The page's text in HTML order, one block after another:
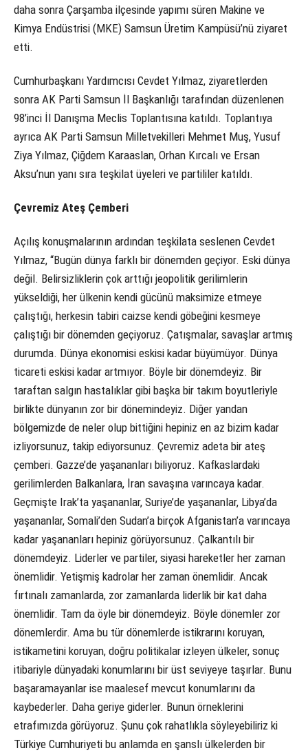
daha sonra Çarşamba ilçesinde yapımı süren Makine ve
Kimya Endüstrisi (MKE) Samsun Üretim Kampüsü’nü ziyaret
etti.
Cumhurbaşkanı Yardımcısı Cevdet Yılmaz, ziyaretlerden
sonra AK Parti Samsun İl Başkanlığı tarafından düzenlenen
98’inci İl Danışma Meclis Toplantısına katıldı. Toplantıya
ayrıca AK Parti Samsun Milletvekilleri Mehmet Muş, Yusuf
Ziya Yılmaz, Çiğdem Karaaslan, Orhan Kırcalı ve Ersan
Aksu’nun yanı sıra teşkilat üyeleri ve partililer katıldı.
Çevremiz Ateş Çemberi
Açılış konuşmalarının ardından teşkilata seslenen Cevdet
Yılmaz, “Bugün dünya farklı bir dönemden geçiyor. Eski dünya
değil. Belirsizliklerin çok arttığı jeopolitik gerilimlerin
yükseldiği, her ülkenin kendi gücünü maksimize etmeye
çalıştığı, herkesin tabiri caizse kendi göbeğini kesmeye
çalıştığı bir dönemden geçiyoruz. Çatışmalar, savaşlar artmış
durumda. Dünya ekonomisi eskisi kadar büyümüyor. Dünya
ticareti eskisi kadar artmıyor. Böyle bir dönemdeyiz. Bir
taraftan salgın hastalıklar gibi başka bir takım boyutleriyle
birlikte dünyanın zor bir dönemindeyiz. Diğer yandan
bölgemizde de neler olup bittiğini hepiniz en az bizim kadar
izliyorsunuz, takip ediyorsunuz. Çevremiz adeta bir ateş
çemberi. Gazze’de yaşananları biliyoruz. Kafkaslardaki
gerilimlerden Balkanlara, İran savaşına varıncaya kadar.
Geçmişte Irak’ta yaşananlar, Suriye’de yaşananlar, Libya’da
yaşananlar, Somali’den Sudan’a birçok Afganistan’a varıncaya
kadar yaşananları hepiniz görüyorsunuz. Çalkantılı bir
dönemdeyiz. Liderler ve partiler, siyasi hareketler her zaman
önemlidir. Yetişmiş kadrolar her zaman önemlidir. Ancak
fırtınalı zamanlarda, zor zamanlarda liderlik bir kat daha
önemlidir. Tam da öyle bir dönemdeyiz. Böyle dönemler zor
dönemlerdir. Ama bu tür dönemlerde istikrarını koruyan,
istikametini koruyan, doğru politikalar izleyen ülkeler, sonuç
itibariyle dünyadaki konumlarını bir üst seviyeye taşırlar. Bunu
başaramayanlar ise maalesef mevcut konumlarını da
kaybederler. Daha geriye giderler. Bunun örneklerini
etrafımızda görüyoruz. Şunu çok rahatlıkla söyleyebiliriz ki
Türkiye Cumhuriyeti bu anlamda en şanslı ülkelerden bir